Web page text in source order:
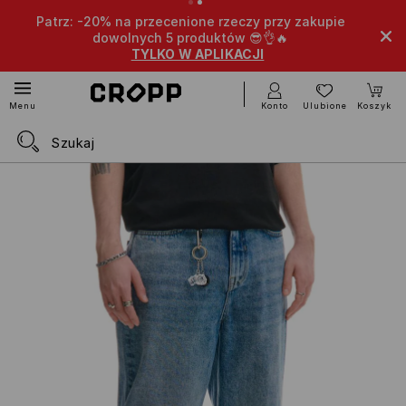
Patrz: -20% na przecenione rzeczy przy zakupie
dowolnych 5 produktów 😎👌🔥
TYLKO W APLIKACJI
Menu Konto Ulubione Koszyk